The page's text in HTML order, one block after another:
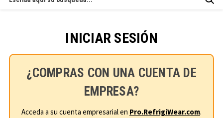
en
INICIAR SESIÓN
¿COMPRAS CON UNA CUENTA DE
EMPRESA?
Acceda a su cuenta empresarial en Pro.RefrigiWear.com.